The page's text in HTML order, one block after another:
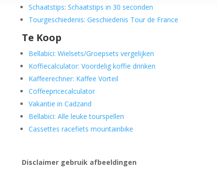
Schaatstips: Schaatstips in 30 seconden
Tourgeschiedenis: Geschiedenis Tour de France
Te Koop
Bellabici: Wielsets/Groepsets vergelijken
Koffiecalculator: Voordelig koffie drinken
Kaffeerechner: Kaffee Vorteil
Coffeepricecalculator
Vakantie in Cadzand
Bellabici: Alle leuke tourspellen
Cassettes racefiets mountainbike
Disclaimer gebruik afbeeldingen